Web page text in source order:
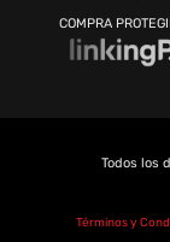
COMPRA
Todos los
Términos y